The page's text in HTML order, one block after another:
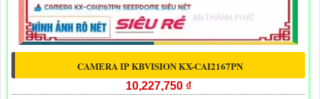
CAMERA IP KBVISION KX-CAI2167PN
10,227,750 ₫